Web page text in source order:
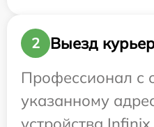
2
Выезд
Профессионал с
указанному